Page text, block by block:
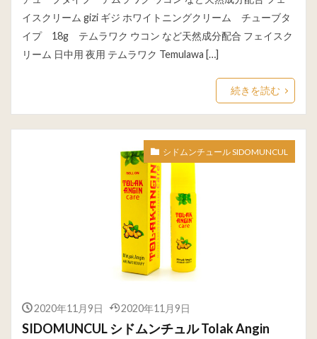
イスクリーム gizi ギジ ホワイトニングクリーム チューブタ
イプ 18g テムラワク ウコン など天然成分配合 フェイスク
リーム 日中用 夜用 テムラワク Temulawa […]
続きを読む
シドムンチュール SIDOMUNCUL
2020年11月9日 2020年11月9日
SIDOMUNCUL シドムンチュル Tolak Angin